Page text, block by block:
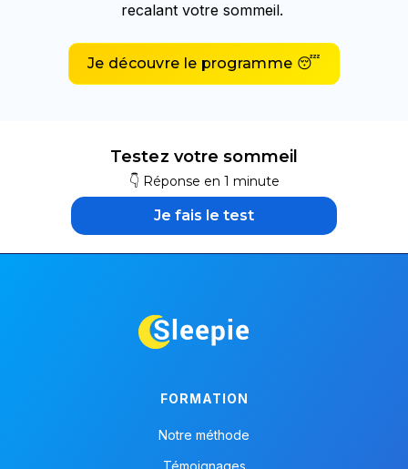
recalant votre sommeil.
Je découvre le programme 😴
Testez votre sommeil
👇 Réponse en 1 minute
Je fais le test
FORMATION
Notre méthode
Témoignages